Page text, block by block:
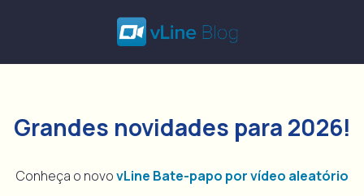
para
Grandes novidades para 2026!
Conheça o novovLine Bate-papo por vídeo aleatório